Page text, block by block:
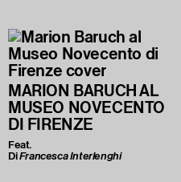
MARION BARUCH AL
MUSEO NOVECENTO
DI FIRENZE
Feat.
DiFrancesca Interlenghi